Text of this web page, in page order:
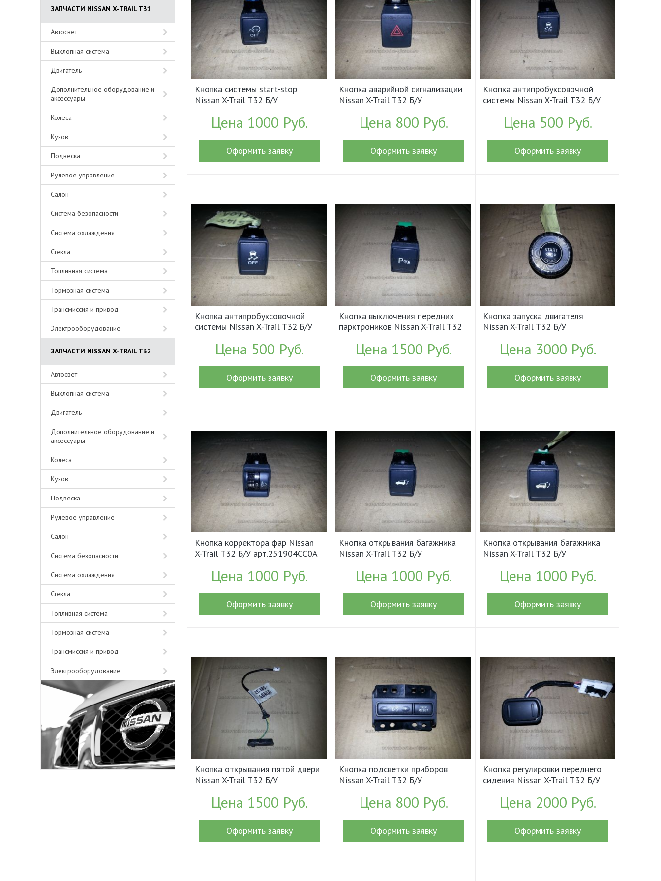
ЗАПЧАСТИ NISSAN X-TRAIL T31
Автосвет
Выхлопная система
Двигатель
Дополнительное оборудование и
аксессуары
Колеса
Кузов
Подвеска
Рулевое управление
Салон
Система безопасности
Система охлаждения
Стекла
Топливная система
Тормозная система
Трансмиссия и привод
Электрооборудование
ЗАПЧАСТИ NISSAN X-TRAIL T32
Автосвет
Выхлопная система
Двигатель
Дополнительное оборудование и
аксессуары
Колеса
Кузов
Подвеска
Рулевое управление
Салон
Система безопасности
Система охлаждения
Стекла
Топливная система
Тормозная система
Трансмиссия и привод
Электрооборудование
Кнопкa системы start-stop
Nissan X-Trail T32 Б/У
Цена 1000 Руб.
Оформить заявку
Кнопка аварийной сигнализации
Nissan X-Trail T32 Б/У
Цена 800 Руб.
Оформить заявку
Кнопка антипробуксовочной
системы Nissan X-Trail T32 Б/У
Цена 500 Руб.
Оформить заявку
Кнопка антипробуксовочной
системы Nissan X-Trail T32 Б/У
Цена 500 Руб.
Оформить заявку
Кнопка выключения передних
парктроников Nissan X-Trail T32
Цена 1500 Руб.
Оформить заявку
Кнопка запуска двигателя
Nissan X-Trail T32 Б/У
Цена 3000 Руб.
Оформить заявку
Кнопка корректора фар Nissan
X-Trail T32 Б/У арт.251904CC0A
Цена 1000 Руб.
Оформить заявку
Кнопка открывания багажника
Nissan X-Trail T32 Б/У
Цена 1000 Руб.
Оформить заявку
Кнопка открывания багажника
Nissan X-Trail T32 Б/У
Цена 1000 Руб.
Оформить заявку
Кнопка открывания пятой двери
Nissan X-Trail T32 Б/У
Цена 1500 Руб.
Оформить заявку
Кнопка подсветки приборов
Nissan X-Trail T32 Б/У
Цена 800 Руб.
Оформить заявку
Кнопка регулировки переднего
сидения Nissan X-Trail T32 Б/У
Цена 2000 Руб.
Оформить заявку